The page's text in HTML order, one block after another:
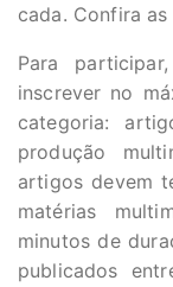
cada. Confira
Para
inscrever no
categoria:
produção
artigos devem
matérias
minutos de
publicados